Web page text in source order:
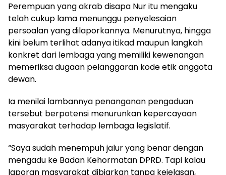
Perempuan yang akrab disapa Nur itu mengaku
telah cukup lama menunggu penyelesaian
persoalan yang dilaporkannya. Menurutnya, hingga
kini belum terlihat adanya itikad maupun langkah
konkret dari lembaga yang memiliki kewenangan
memeriksa dugaan pelanggaran kode etik anggota
dewan.
Ia menilai lambannya penanganan pengaduan
tersebut berpotensi menurunkan kepercayaan
masyarakat terhadap lembaga legislatif.
“Saya sudah menempuh jalur yang benar dengan
mengadu ke Badan Kehormatan DPRD. Tapi kalau
laporan masyarakat dibiarkan tanpa kejelasan,